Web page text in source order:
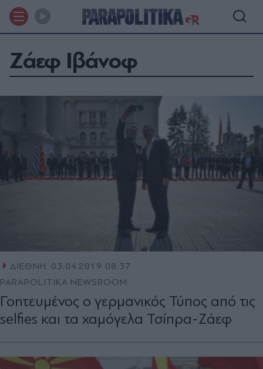
Ζάεφ Ιβάνοφ
ΔΙΕΘΝΗ
03.04.2019 08:37
PARAPOLITIKA NEWSROOM
Γοητευμένος ο γερμανικός Τύπος από τις
selfies και τα χαμόγελα Τσίπρα-Ζάεφ